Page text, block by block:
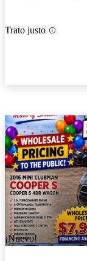
Trato justo
¡Nuevo!